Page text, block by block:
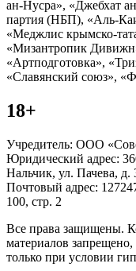
ан-Нусра», «Джебхат
партия (НБП), «Аль-
«Меджлис крымско-
«Мизантропик
«Артподготовка»,
«Славянский союз»,
18+
Учредитель: ООО
Юридический адрес:
Нальчик, ул. Пачева, д.
Почтовый адрес:
100, стр. 2
Все права защищены.
материалов
только при условии